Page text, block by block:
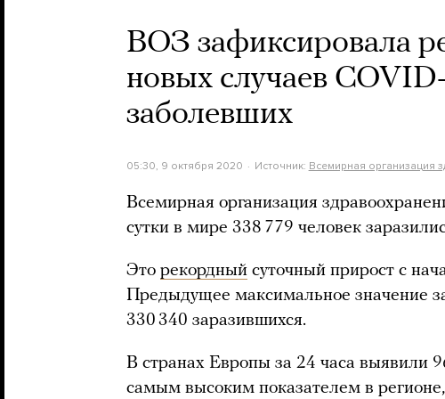
ВОЗ зафиксировала
новых случаев
заболевших
05:30, 9 октября 2020 Источник: Всемирная организация
Всемирная организация
сутки в мире 338 779 человек
Это рекордный суточный прирост с
Предыдущее максимальное значение
330 340 заразившихся.
В странах Европы за 24 часа выявили
самым высоким показателем в